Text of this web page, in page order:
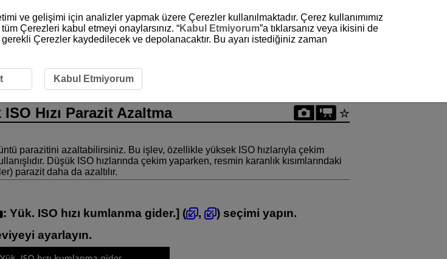
Hızı Parazit Azaltma
parazitini azaltabilirsiniz. Bu işlev, özellikle yüksek ISO hızlarıyla çekim
Düşük ISO hızlarında çekim yaparken, resmin karanlık kısımlarındaki
parazit daha da azaltılır.
: Yük. ISO hızı kumlanma gider.] ( ,
) seçimi yapın.
ayarlayın.
ve gelişimi için analizler yapmak üzere Çerezler kullanılmaktadır. Çerez kullanımımız
tüm Çerezleri kabul etmeyi onaylarsınız. “Kabul Etmiyorum”a tıklarsanız veya ikisini de
Çerezler kaydedilecek ve depolanacaktır. Bu ayarı istediğiniz zaman
Kabul Etmiyorum